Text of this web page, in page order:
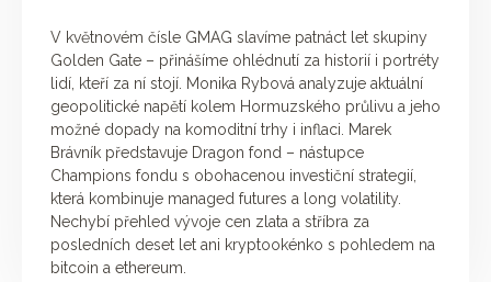
V květnovém čísle GMAG slavíme patnáct let skupiny
Golden Gate – přinášíme ohlédnutí za historií i portréty
lidí, kteří za ní stojí. Monika Rybová analyzuje aktuální
geopolitické napětí kolem Hormuzského průlivu a jeho
možné dopady na komoditní trhy i inflaci. Marek
Brávník představuje Dragon fond – nástupce
Champions fondu s obohacenou investiční strategií,
která kombinuje managed futures a long volatility.
Nechybí přehled vývoje cen zlata a stříbra za
posledních deset let ani kryptookénko s pohledem na
bitcoin a ethereum.